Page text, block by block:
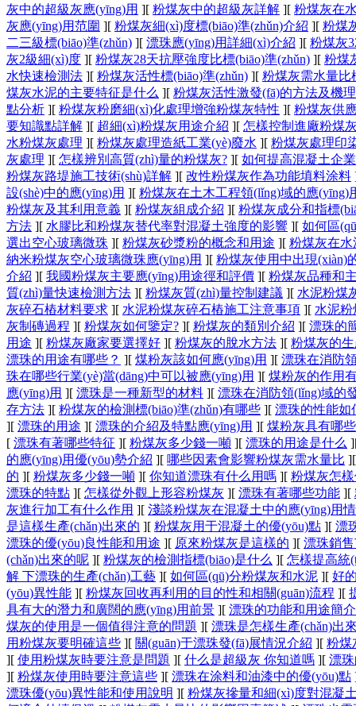
灰中的超級灰應(yīng)用 ][ 粉煤灰中的超級灰詳解 ][ 粉煤灰在
灰應(yīng)用范圍 ][ 粉煤灰細(xì)度標(biāo)準(zhǔn)介紹 ][ 粉煤
二三級標(biāo)準(zhǔn) ][ 漂珠應(yīng)用詳細(xì)介紹 ][ 粉煤灰
灰2級細(xì)度 ][ 粉煤灰28天抗壓強度比標(biāo)準(zhǔn) ][ 粉煤
水快速檢測法 ][ 粉煤灰活性標(biāo)準(zhǔn) ][ 粉煤灰需水量比
煤灰水泥的主要特征是什么 ][ 粉煤灰活性激發(fā)的方法及機理
點分析 ][ 粉煤灰粉磨細(xì)化處理增強粉煤灰特性 ][ 粉煤灰供
要知識點詳解 ][ 超細(xì)粉煤灰用途介紹 ][ 怎樣控制進廠粉煤
水粉煤灰處理 ][ 粉煤灰處理造紙工業(yè)廢水 ][ 粉煤灰處理印
灰處理 ][ 怎樣辨別高質(zhì)量的粉煤灰? ][ 如何提高混凝土企
粉煤灰路堤施工技術(shù)詳解 ][ 改性粉煤灰作為功能填料涂料
設(shè)中的應(yīng)用 ][ 粉煤灰在土木工程領(lǐng)域的應(yīng)
粉煤灰及其利用意義 ][ 粉煤灰組成介紹 ][ 粉煤灰成分和指標
方法 ][ 水膠比和粉煤灰替代率對混凝土強度的影響 ][ 如何區
選出空心玻璃微珠 ][ 粉煤灰砂漿粉的概念和用途 ][ 粉煤灰在水
納米粉煤灰空心玻璃微珠應(yīng)用 ][ 粉煤灰使用中出現(xiàn)
介紹 ][ 我國粉煤灰主要應(yīng)用途徑和評價 ][ 粉煤灰品種和
質(zhì)量快速檢測方法 ][ 粉煤灰質(zhì)量控制建議 ][ 水泥粉煤
灰碎石樁材料要求 ][ 水泥粉煤灰碎石樁施工注意事項 ][ 水泥
灰制磚過程 ][ 粉煤灰如何鑒定? ][ 粉煤灰的類別介紹 ][ 漂珠的
用途 ][ 粉煤灰廠家要選擇好 ][ 粉煤灰的脫水方法 ][ 粉煤灰的生
漂珠的用途有哪些？ ][ 煤粉灰該如何應(yīng)用 ][ 漂珠在消防
珠在哪些行業(yè)當(dāng)中可以被應(yīng)用 ][ 煤粉灰的作用
應(yīng)用 ][ 漂珠是一種新型的材料 ][ 漂珠在消防領(lǐng)域的
存方法 ][ 粉煤灰的檢測標(biāo)準(zhǔn)有哪些 ][ 漂珠的性能如
][ 漂珠的用途 ][ 漂珠的介紹及特點應(yīng)用 ][ 煤粉灰具有哪
[ 漂珠有著哪些特征 ][ 粉煤灰多少錢一噸 ][ 漂珠的用途是什么 ]
的應(yīng)用優(yōu)勢介紹 ][ 哪些因素會影響粉煤灰需水量比 ]
的 ][ 粉煤灰多少錢一噸 ][ 你知道漂珠有什么用嗎 ][ 粉煤灰怎
漂珠的特點 ][ 怎樣從外觀上形容粉煤灰 ][ 漂珠有著哪些功能 ][
灰進行加工有什么作用 ][ 淺談粉煤灰在混凝土中的應(yīng)用
是這樣生產(chǎn)出來的 ][ 粉煤灰用于混凝土的優(yōu)點 ][ 漂
漂珠的優(yōu)良性能和用途 ][ 原來粉煤灰是這樣的 ][ 漂珠銷
(chǎn)出來的呢 ][ 粉煤灰的檢測指標(biāo)是什么 ][ 怎樣提高統
解 下漂珠的生產(chǎn)工藝 ][ 如何區(qū)分粉煤灰和水泥 ][ 好
(yōu)異性能 ][ 粉煤灰回收再利用的目的性和相關(guān)流程 ][
具有大的潛力和廣闊的應(yīng)用前景 ][ 漂珠的功能和用途簡介
煤灰的使用是一個值得注意的問題 ][ 漂珠是怎樣生產(chǎn)出
用粉煤灰要明確這些 ][ 關(guān)于漂珠發(fā)展情況介紹 ][ 粉煤
][ 使用粉煤灰時要注意是問題 ][ 什么是超級灰 你知道嗎 ][ 漂
][ 粉煤灰使用時要注意這些 ][ 漂珠在涂料和油漆中的優(yōu)點
漂珠優(yōu)異性能和使用說明 ][ 粉煤灰摻量和細(xì)度對混凝